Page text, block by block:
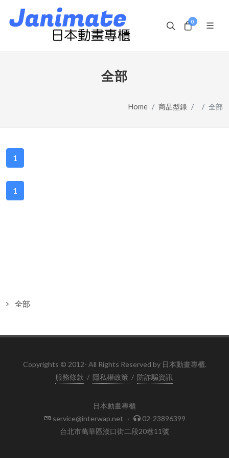
0
全部
Home 商品型錄 全部
1
1
全部
Copyrights © 2012- All Rights Reserved by 日本動畫專櫃.
服務條款 / 隱私權政策 / 防詐騙資訊
日本動畫專櫃
service@interwap.net ·
02-23896399
台北市萬華區漢口街二段20巷11號